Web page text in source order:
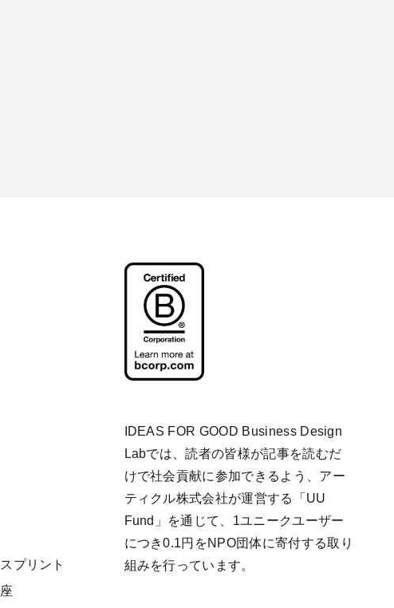
プリント
IDEAS FOR GOOD Business Design
Labでは、読者の皆様が記事を読むだ
けで社会貢献に参加できるよう、アー
ティクル株式会社が運営する「 UU
Fund 」を通じて、1ユニークユーザー
につき0.1円をNPO団体に寄付する取り
組みを行っています。